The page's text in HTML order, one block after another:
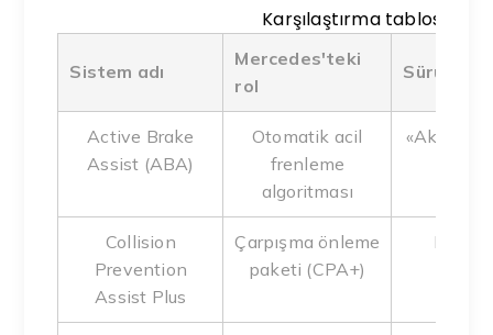
Karşılaştırma tablosu
Sistem adı
Mercedes'teki
rol
Sürücüye
Active Brake
Assist (ABA)
Otomatik acil
frenleme
algoritması
«Aktif fren
Collision
Prevention
Assist Plus
Çarpışma önleme
paketi (CPA+)